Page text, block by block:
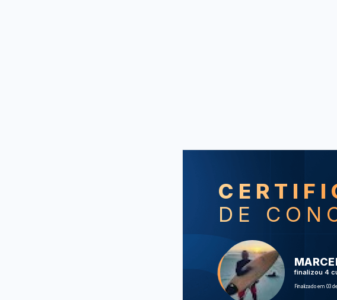
DE
finalizou 4
Finalizado em 03